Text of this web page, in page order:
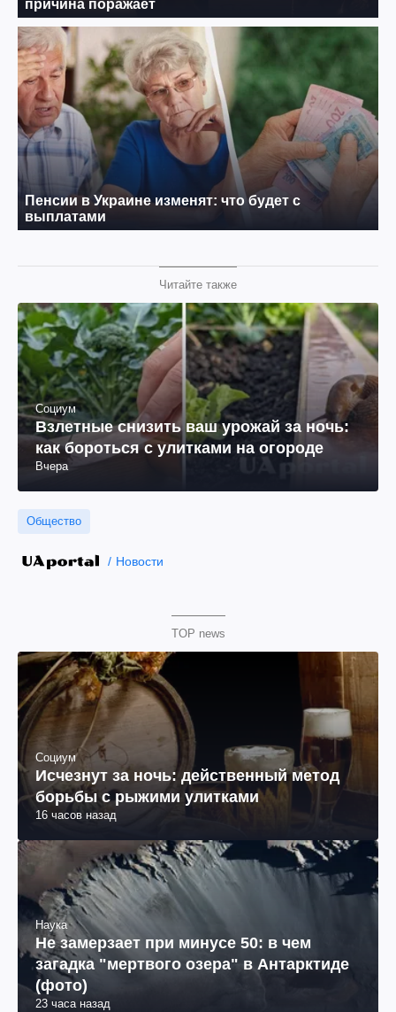
Читайте также
Социум
Взлетные снизить ваш урожай за ночь:
как бороться с улитками на огороде
Вчера
Общество
Новости
TOP news
Социум
Исчезнут за ночь: действенный метод
борьбы с рыжими улитками
16 часов назад
Наука
Не замерзает при минусе 50: в чем
загадка "мертвого озера" в Антарктиде
(фото)
23 часа назад